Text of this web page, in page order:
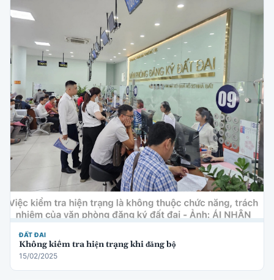
ĐẤT ĐAI
Không kiểm tra hiện trạng khi đăng bộ
15/02/2025